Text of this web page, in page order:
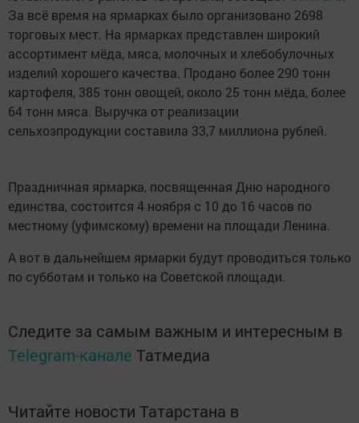
За всё время на ярмарках было организовано 2698
торговых мест. На ярмарках представлен широкий
ассортимент мёда, мяса, молочных и хлебобулочных
изделий хорошего качества. Продано более 290 тонн
картофеля, 385 тонн овощей, около 25 тонн мёда, более
64 тонн мяса. Выручка от реализации
сельхозпродукции составила 33,7 миллиона рублей.
Праздничная ярмарка, посвященная Дню народного
единства, состоится 4 ноября с 10 до 16 часов по
местному (уфимскому) времени на площади Ленина.
А вот в дальнейшем ярмарки будут проводиться только
по субботам и только на Советской площади.
Следите за самым важным и интересным в
Telegram-канале Татмедиа
Читайте новости Татарстана в